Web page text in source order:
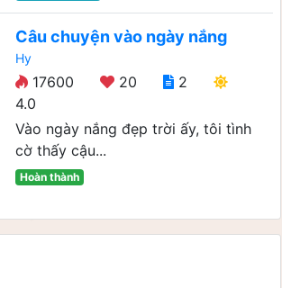
Câu chuyện vào ngày nắng
Hy
17600 20
2
4.0
Vào ngày nắng đẹp trời ấy, tôi tình
cờ thấy cậu...
Hoàn thành